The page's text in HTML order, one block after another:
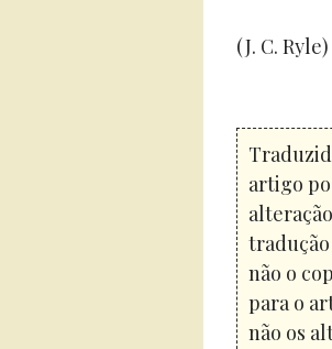
(J. C. Ryle)
artigo
não o
para o
não os